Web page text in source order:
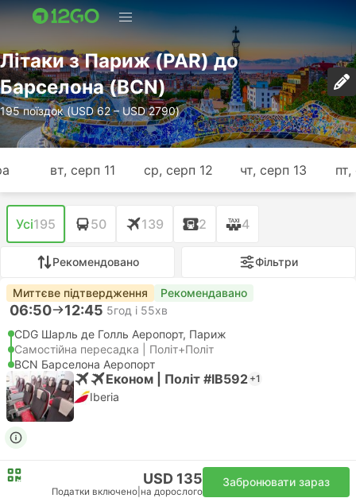
Лiтаки з Париж (PAR) до
Барселона (BCN)
195 поїздок (USD 62 – USD 2790)
вт, серп 11 ср, серп 12 чт, серп 13
Усі195 50 139 2 4
Рекомендовано Фільтри
Миттєве підтвердження Рекомендавано
06:50 12:45 5год і 55хв
CDG Шарль де Голль Аеропорт, Париж
Самостійна пересадка | Політ+Політ
BCN Барселона Аеропорт
Економ | Політ #IB592 +1
Iberia
USD 135
Податки включено на дорослого
Забронювати зараз